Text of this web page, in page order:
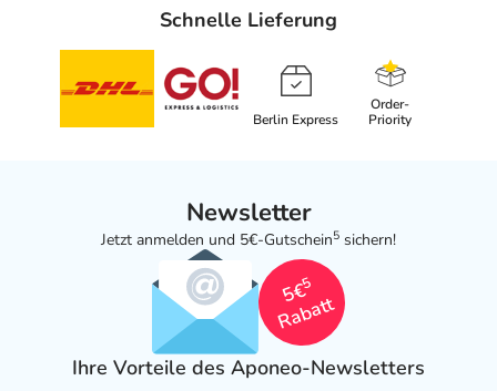
Schnelle Lieferung
Berlin Express
Order-
Priority
Newsletter
Jetzt anmelden und 5€-Gutschein5 sichern!
5€
5
Rabatt
Ihre Vorteile des Aponeo-Newsletters